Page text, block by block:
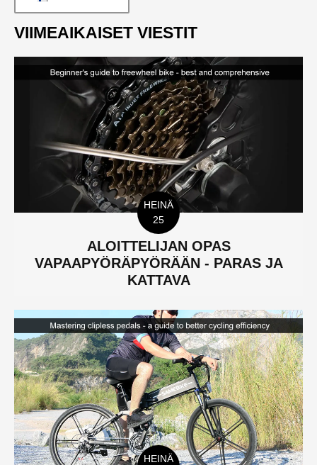
VIIMEAIKAISET VIESTIT
HEINÄ
25
ALOITTELIJAN OPAS
VAPAAPYÖRÄPYÖRÄÄN - PARAS JA
KATTAVA
HEINÄ